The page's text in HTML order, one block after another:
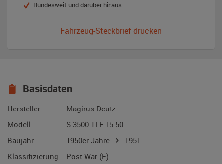
Bundesweit und darüber hinaus
Fahrzeug-Steckbrief drucken
Basisdaten
Hersteller
Magirus-Deutz
Modell
S 3500 TLF 15-50
Baujahr
1950er Jahre
1951
Klassifizierung
Post War (E)